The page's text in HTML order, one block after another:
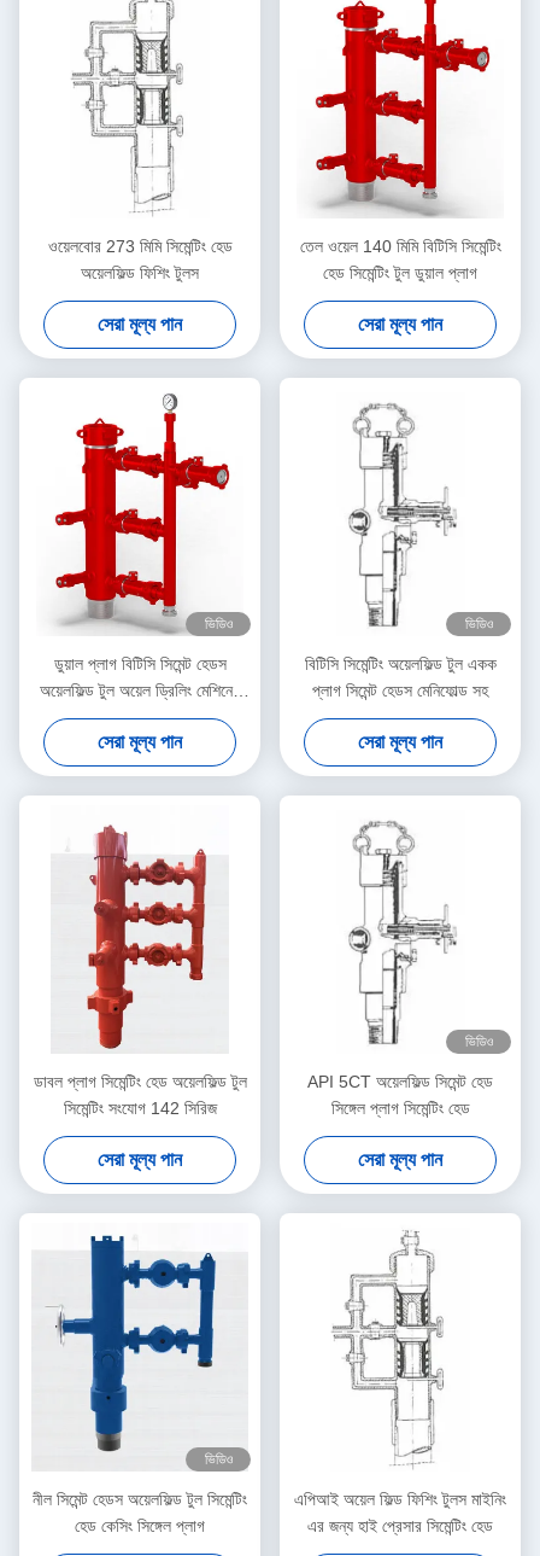
ওয়েলবোর 273 মিমি সিমেন্টিং হেড
অয়েলফিল্ড ফিশিং টুলস
সেরা মূল্য পান
তেল ওয়েল 140 মিমি বিটিসি সিমেন্টিং
হেড সিমেন্টিং টুল ডুয়াল প্লাগ
সেরা মূল্য পান
ভিডিও
ডুয়াল প্লাগ বিটিসি সিমেন্ট হেডস
অয়েলফিল্ড টুল অয়েল ড্রিলিং মেশিনের
যন্ত্রাংশ
সেরা মূল্য পান
ভিডিও
বিটিসি সিমেন্টিং অয়েলফিল্ড টুল একক
প্লাগ সিমেন্ট হেডস মেনিফোল্ড সহ
সেরা মূল্য পান
ডাবল প্লাগ সিমেন্টিং হেড অয়েলফিল্ড টুল
সিমেন্টিং সংযোগ 142 সিরিজ
সেরা মূল্য পান
ভিডিও
API 5CT অয়েলফিল্ড সিমেন্ট হেড
সিঙ্গেল প্লাগ সিমেন্টিং হেড
সেরা মূল্য পান
ভিডিও
নীল সিমেন্ট হেডস অয়েলফিল্ড টুল সিমেন্টিং
হেড কেসিং সিঙ্গেল প্লাগ
এপিআই অয়েল ফিল্ড ফিশিং টুলস মাইনিং
এর জন্য হাই প্রেসার সিমেন্টিং হেড